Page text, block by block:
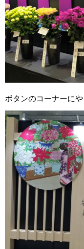
ボタンのコーナーに